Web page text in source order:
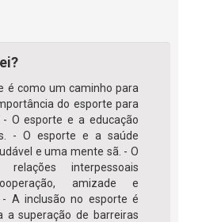
é como um caminho para
do esporte para
O esporte e a educação
- O esporte e a saúde
e uma mente sã. - O
interpessoais
amizade e
- A inclusão no esporte é
a superação de barreiras